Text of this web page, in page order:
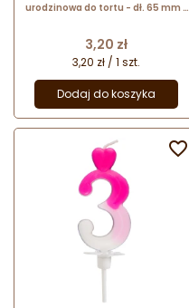
urodzinowa do tortu - dł. 65 mm -
Cena
3,20 zł
3,20 zł / 1 szt.
Dodaj do koszyka
